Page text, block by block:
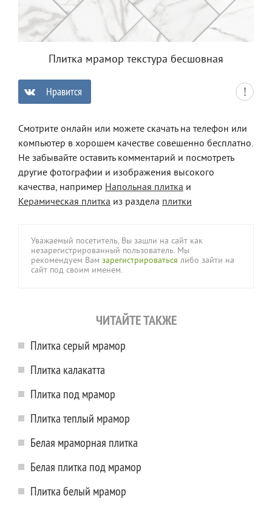
Плитка мрамор текстура бесшовная
Нравится
Смотрите онлайн или можете скачать на телефон или
компьютер в хорошем качестве совешенно бесплатно.
Не забывайте оставить комментарий и посмотреть
другие фотографии и изображения высокого
качества, например Напольная плитка и
Керамическая плитка из раздела плитки
Уважаемый посетитель, Вы зашли на сайт как
незарегистрированный пользователь. Мы
рекомендуем Вам зарегистрироваться либо зайти на
сайт под своим именем.
ЧИТАЙТЕ ТАКЖЕ
Плитка серый мрамор
Плитка калакатта
Плитка под мрамор
Плитка теплый мрамор
Белая мраморная плитка
Белая плитка под мрамор
Плитка белый мрамор